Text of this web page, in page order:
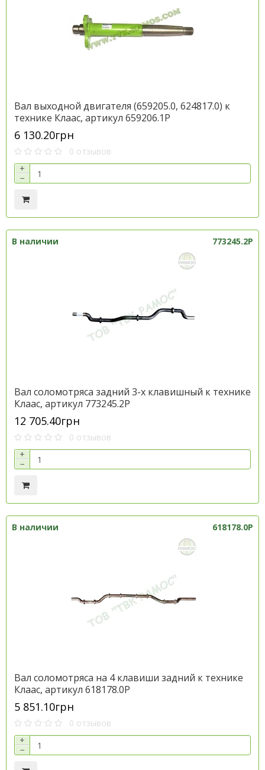
Вал выходной двигателя (659205.0, 624817.0) к
технике Клаас, артикул 659206.1P
6 130.20грн
0 отзывов
+
−
В наличии 773245.2P
Вал соломотряса задний 3-х клавишный к технике
Клаас, артикул 773245.2P
12 705.40грн
0 отзывов
+
−
В наличии 618178.0P
Вал соломотряса на 4 клавиши задний к технике
Клаас, артикул 618178.0P
5 851.10грн
0 отзывов
+
−